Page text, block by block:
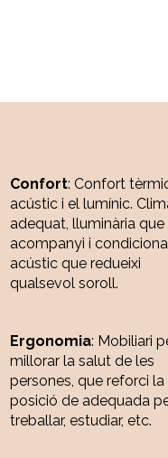
Confort: Confort
acústic i el lumínic.
adequat, lluminària que
acompanyi i
acústic que redueixi
qualsevol soroll.
Ergonomia: Mobiliari
millorar la salut de les
persones, que reforci la
posició de adequada
treballar, estudiar, etc.